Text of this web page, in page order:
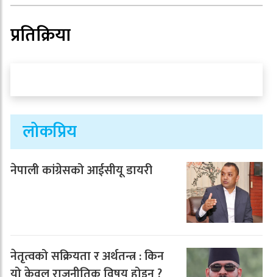
प्रतिक्रिया
लोकप्रिय
नेपाली कांग्रेसको आईसीयू डायरी
नेतृत्वको सक्रियता र अर्थतन्त्र : किन